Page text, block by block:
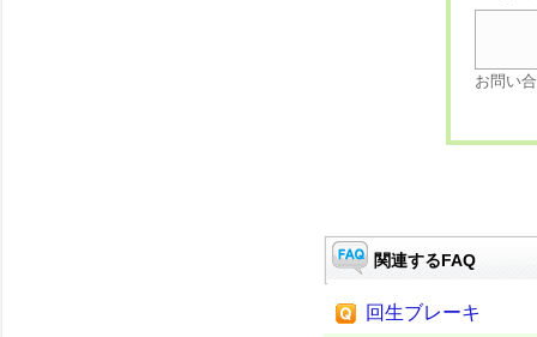
お問い
関連するFAQ
回生ブレーキ